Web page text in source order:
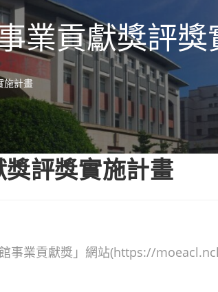
業貢獻獎評
施計畫
獎評獎實施計畫
事業貢獻獎」網站(https://